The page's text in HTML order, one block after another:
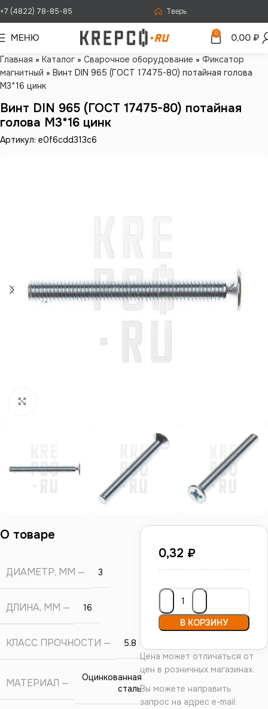
+7 (4822) 78-85-85 Тверь
МЕНЮ 0 0,00 ₽
Главная » Каталог » Сварочное оборудование » Фиксатор
магнитный » Винт DIN 965 (ГОСТ 17475-80) потайная голова
М3*16 цинк
Винт DIN 965 (ГОСТ 17475-80) потайная
голова М3*16 цинк
Артикул: e0f6cdd313c6
0,32 ₽
В КОРЗИНУ
Цена может отличаться от
цен в розничных магазинах.
Вы можете направить
запрос на адрес e-mail:
О товаре
ДИАМЕТР, ММ 3
ДЛИНА, ММ 16
КЛАСС ПРОЧНОСТИ 5.8
МАТЕРИАЛ
Оцинкованная
сталь